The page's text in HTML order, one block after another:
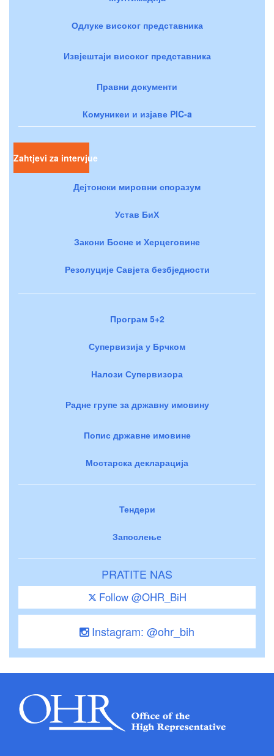
Одлуке високог представника
Извјештаји високог представника
Правни документи
Комуникеи и изјаве PIC-a
Zahtjevi za intervjue
Дејтонски мировни споразум
Устав БиХ
Закони Босне и Херцеговине
Резолуције Савјета безбједности
Програм 5+2
Супервизија у Брчком
Налози Супервизора
Радне групе за државну имовину
Попис државне имовине
Мостарска декларација
Тендери
Запослење
PRATITE NAS
Follow @OHR_BiH
Instagram: @ohr_bih